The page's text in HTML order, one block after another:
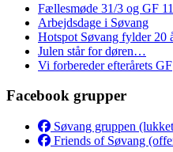
Fællesmøde 31/3 og GF
Arbejdsdage i Søvang
Hotspot Søvang fylder 20
Julen står for døren…
Vi forbereder efterårets GF
Facebook grupper
Søvang gruppen
Friends of Søvang